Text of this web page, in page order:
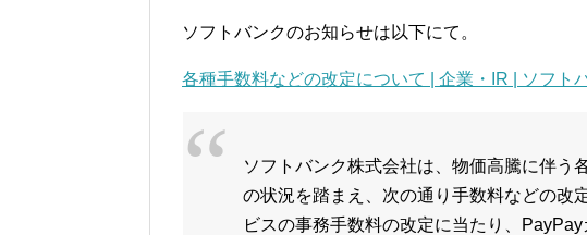
ソフトバンクのお知らせは以下にて。
各種手数料などの改定について | 企業・IR | ソフト
ソフトバンク株式会社は、物価高騰に伴う
の状況を踏まえ、次の通り手数料などの改
ビスの事務手数料の改定に当たり、